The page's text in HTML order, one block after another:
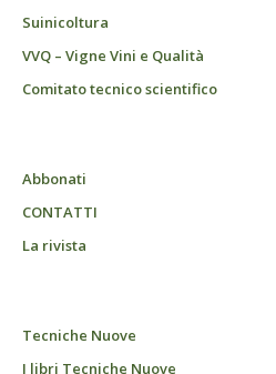
Suinicoltura
VVQ – Vigne Vini e Qualità
Comitato tecnico scientifico
Abbonati
CONTATTI
La rivista
Tecniche Nuove
I libri Tecniche Nuove